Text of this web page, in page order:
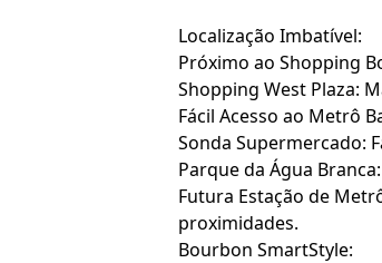
Localização Imbatível:
Próximo ao Shopping
Shopping West Plaza:
Fácil Acesso ao Metrô
Sonda Supermercado:
Parque da Água
Futura Estação de
proximidades.
Bourbon SmartStyle: